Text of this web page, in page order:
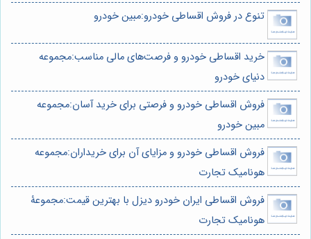
تنوع در فروش اقساطی خودرو:مبین خودرو
خرید اقساطی خودرو و فرصت‌های مالی مناسب:مجموعه
دنیای خودرو
فروش اقساطی خودرو و فرصتی برای خرید آسان:مجموعه
مبین خودرو
فروش اقساطی خودرو و مزایای آن برای خریداران:مجموعه
هونامیک تجارت
فروش اقساطی ایران خودرو دیزل با بهترین قیمت:مجموعۀ
هونامیک تجارت